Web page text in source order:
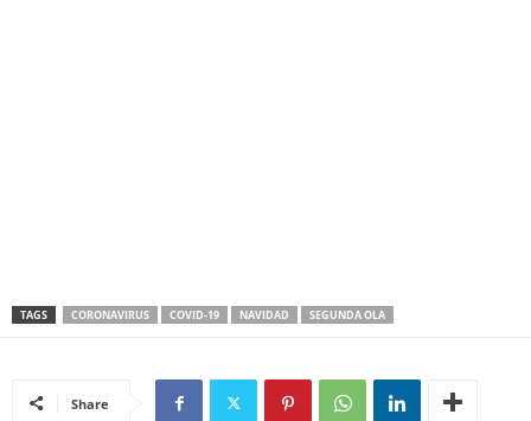
TAGS CORONAVIRUS COVID-19 NAVIDAD SEGUNDA OLA
Share